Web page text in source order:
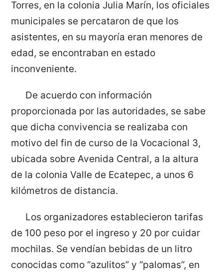
Torres, en la colonia Julia Marín, los oficiales
municipales se percataron de que los
asistentes, en su mayoría eran menores de
edad, se encontraban en estado
inconveniente.
De acuerdo con información
proporcionada por las autoridades, se sabe
que dicha convivencia se realizaba con
motivo del fin de curso de la Vocacional 3,
ubicada sobre Avenida Central, a la altura
de la colonia Valle de Ecatepec, a unos 6
kilómetros de distancia.
Los organizadores establecieron tarifas
de 100 peso por el ingreso y 20 por cuidar
mochilas. Se vendían bebidas de un litro
conocidas como “azulitos” y “palomas”, en